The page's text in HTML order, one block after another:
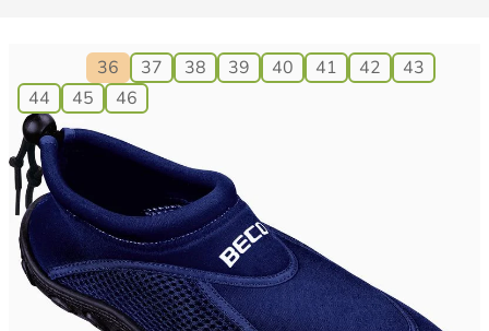
36 37 38 39 40 41 42
43
44
45 46
745
Є в наявності
КУПИТИ